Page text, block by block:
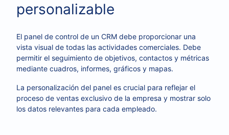
personalizable
El panel de control de un CRM debe proporcionar una
vista visual de todas las actividades comerciales. Debe
permitir el seguimiento de objetivos, contactos y métricas
mediante cuadros, informes, gráficos y mapas.
La personalización del panel es crucial para reflejar el
proceso de ventas exclusivo de la empresa y mostrar solo
los datos relevantes para cada empleado.